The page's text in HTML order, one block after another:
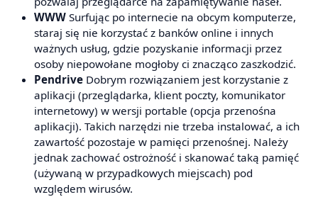
WWW Surfując po internecie na obcym komputerze,
staraj się nie korzystać z banków online i innych
ważnych usług, gdzie pozyskanie informacji przez
osoby niepowołane mogłoby ci znacząco zaszkodzić.
Pendrive Dobrym rozwiązaniem jest korzystanie z
aplikacji (przeglądarka, klient poczty, komunikator
internetowy) w wersji portable (opcja przenośna
aplikacji). Takich narzędzi nie trzeba instalować, a ich
zawartość pozostaje w pamięci przenośnej. Należy
jednak zachować ostrożność i skanować taką pamięć
(używaną w przypadkowych miejscach) pod
względem wirusów.